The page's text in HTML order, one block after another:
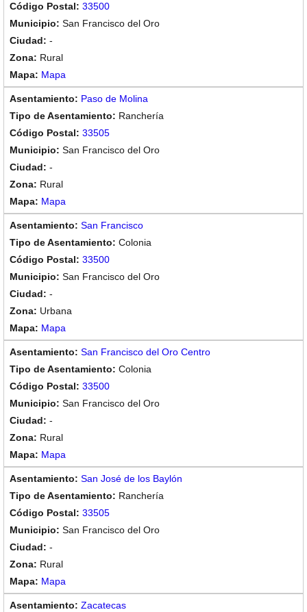
33500
San Francisco del Oro
-
Rural
Mapa
Paso de Molina
Ranchería
33505
San Francisco del Oro
-
Rural
Mapa
San Francisco
Colonia
33500
San Francisco del Oro
-
Urbana
Mapa
San Francisco del Oro Centro
Colonia
33500
San Francisco del Oro
-
Rural
Mapa
San José de los Baylón
Ranchería
33505
San Francisco del Oro
-
Rural
Mapa
Zacatecas